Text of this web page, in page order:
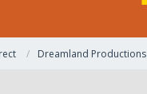
Dreamland Productions